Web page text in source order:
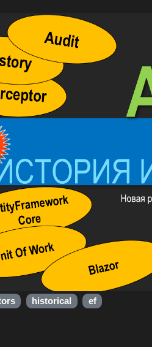
historical ef